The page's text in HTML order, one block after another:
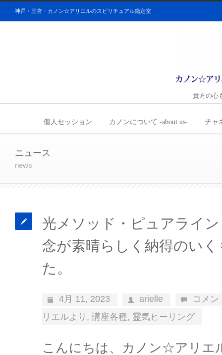
神戸・三宮・カノン☆アリエルのスピリチュアル鑑定室
貴方の心
個人セッション カノンについて -about us- チャ
ニュース
news
光メソッド・ピュアライ
念が素晴らしく納得のい
た。
4月 11, 2023 arielle
コメン
リエルより , 講座各種, 霊気ヒーリング
こんにちは、カノン☆アリエ